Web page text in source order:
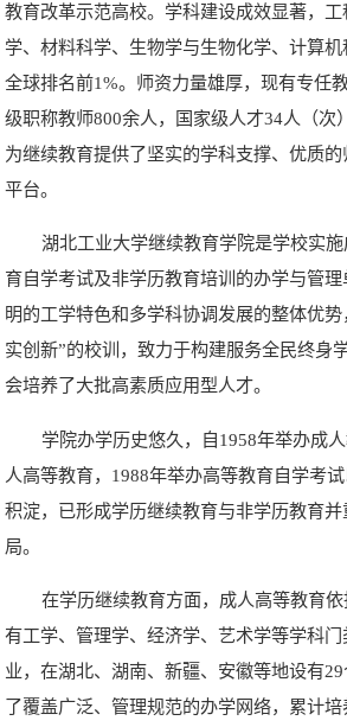
教育改革示范高校。学科建设成效显著，
学、材料科学、生物学与生物化学、计算
全球排名前1%。师资力量雄厚，现有专任
级职称教师800余人，国家级人才34人（次
为继续教育提供了坚实的学科支撑、优质
平台。
湖北工业大学继续教育学院是学校实
育自学考试及非学历教育培训的办学与管
明的工学特色和多学科协调发展的整体优
实创新”的校训，致力于构建服务全民终身
会培养了大批高素质应用型人才。
学院办学历史悠久，自1958年举办成
人高等教育，1988年举办高等教育自学考
积淀，已形成学历继续教育与非学历教育
局。
在学历继续教育方面，成人高等教育
有工学、管理学、经济学、艺术学等学科
业，在湖北、湖南、新疆、安徽等地设有
了覆盖广泛、管理规范的办学网络，累计